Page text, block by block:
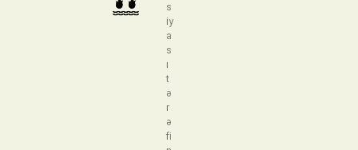
s
iy
a
s
ı
t
ə
r
ə
fi